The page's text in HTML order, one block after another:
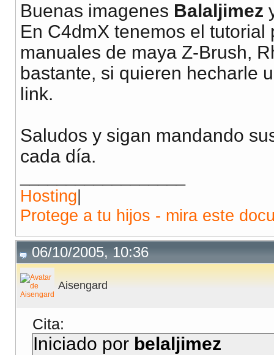
Buenas imagenes Balaljimez
En C4dmX tenemos el
manuales de maya Z-Brush,
bastante, si quieren hecharle
link.
Saludos y sigan mandando
cada día.
Hosting|
Protege a tu hijos - mira este
06/10/2005, 10:36
Aisengard
Cita:
Iniciado por belaljimez